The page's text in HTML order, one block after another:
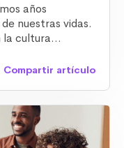
años
nuestras vidas.
la cultura
las expectativas
Compartir artículo